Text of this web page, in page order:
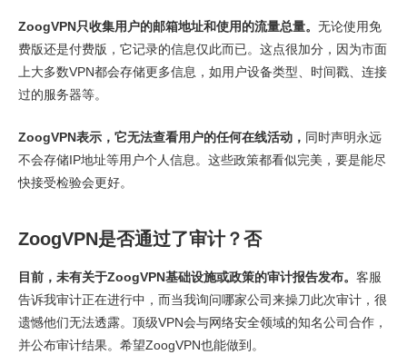
ZoogVPN只收集用户的邮箱地址和使用的流量总量。 无论使用免
费版还是付费版，它记录的信息仅此而已。这点很加分，因为市面
上大多数VPN都会存储更多信息，如用户设备类型、时间戳、连接
过的服务器等。
ZoogVPN表示，它无法查看用户的任何在线活动， 同时声明永远
不会存储IP地址等用户个人信息。这些政策都看似完美，要是能尽
快接受检验会更好。
ZoogVPN是否通过了审计？否
目前，未有关于ZoogVPN基础设施或政策的审计报告发布。 客服
告诉我审计正在进行中，而当我询问哪家公司来操刀此次审计，很
遗憾他们无法透露。顶级VPN会与网络安全领域的知名公司合作，
并公布审计结果。希望ZoogVPN也能做到。